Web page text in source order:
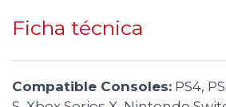
Ficha técnica
Compatible Consoles: PS4,